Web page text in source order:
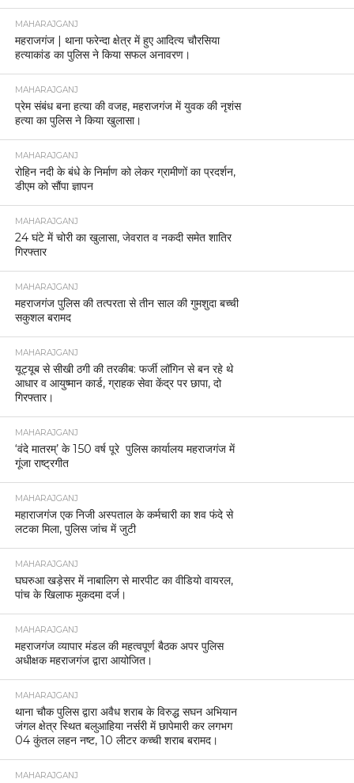
MAHARAJGANJ
महराजगंज | थाना फरेन्दा क्षेत्र में हुए आदित्य चौरसिया
हत्याकांड का पुलिस ने किया सफल अनावरण।
MAHARAJGANJ
प्रेम संबंध बना हत्या की वजह, महराजगंज में युवक की नृशंस
हत्या का पुलिस ने किया खुलासा।
MAHARAJGANJ
रोहिन नदी के बंधे के निर्माण को लेकर ग्रामीणों का प्रदर्शन,
डीएम को सौंपा ज्ञापन
MAHARAJGANJ
24 घंटे में चोरी का खुलासा, जेवरात व नकदी समेत शातिर
गिरफ्तार
MAHARAJGANJ
महराजगंज पुलिस की तत्परता से तीन साल की गुमशुदा बच्ची
सकुशल बरामद
MAHARAJGANJ
यूट्यूब से सीखी ठगी की तरकीब: फर्जी लॉगिन से बन रहे थे
आधार व आयुष्मान कार्ड, ग्राहक सेवा केंद्र पर छापा, दो
गिरफ्तार।
MAHARAJGANJ
‘वंदे मातरम्’ के 150 वर्ष पूरे पुलिस कार्यालय महराजगंज में
गूंजा राष्ट्रगीत
MAHARAJGANJ
महाराजगंज एक निजी अस्पताल के कर्मचारी का शव फंदे से
लटका मिला, पुलिस जांच में जुटी
MAHARAJGANJ
घघरुआ खड़ेसर में नाबालिग से मारपीट का वीडियो वायरल,
पांच के खिलाफ मुकदमा दर्ज।
MAHARAJGANJ
महराजगंज व्यापार मंडल की महत्वपूर्ण बैठक अपर पुलिस
अधीक्षक महराजगंज द्वारा आयोजित।
MAHARAJGANJ
थाना चौक पुलिस द्वारा अवैध शराब के विरुद्ध सघन अभियान
जंगल क्षेत्र स्थित बलुआहिया नर्सरी में छापेमारी कर लगभग
04 कुंतल लहन नष्ट, 10 लीटर कच्ची शराब बरामद।
MAHARAJGANJ